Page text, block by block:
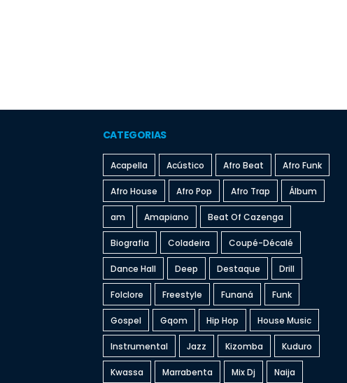
CATEGORIAS
Acapella Acústico Afro Beat Afro Funk
Afro House Afro Pop Afro Trap Álbum
am Amapiano Beat Of Cazenga
Biografia Coladeira Coupé-Décalé
Dance Hall Deep Destaque Drill
Folclore Freestyle Funaná Funk
Gospel Gqom Hip Hop House Music
Instrumental Jazz Kizomba Kuduro
Kwassa Marrabenta Mix Dj Naija